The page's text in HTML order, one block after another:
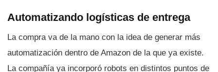
Automatizando logísticas de entrega
La compra va de la mano con la idea de generar más
automatización dentro de Amazon de la que ya existe.
La compañía ya incorporó robots en distintos puntos de